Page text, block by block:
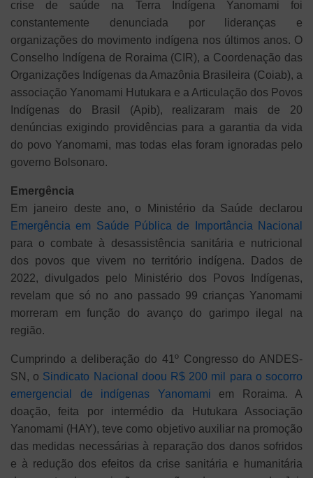
crise de saúde na Terra Indígena Yanomami foi
constantemente denunciada por lideranças e
organizações do movimento indígena nos últimos anos. O
Conselho Indígena de Roraima (CIR), a Coordenação das
Organizações Indígenas da Amazônia Brasileira (Coiab), a
associação Yanomami Hutukara e a Articulação dos Povos
Indígenas do Brasil (Apib), realizaram mais de 20
denúncias exigindo providências para a garantia da vida
do povo Yanomami, mas todas elas foram ignoradas pelo
governo Bolsonaro.
Emergência
Em janeiro deste ano, o Ministério da Saúde declarou
Emergência em Saúde Pública de Importância Nacional
para o combate à desassistência sanitária e nutricional
dos povos que vivem no território indígena. Dados de
2022, divulgados pelo Ministério dos Povos Indígenas,
revelam que só no ano passado 99 crianças Yanomami
morreram em função do avanço do garimpo ilegal na
região.
Cumprindo a deliberação do 41º Congresso do ANDES-
SN, o Sindicato Nacional doou R$ 200 mil para o socorro
emergencial de indígenas Yanomami em Roraima. A
doação, feita por intermédio da Hutukara Associação
Yanomami (HAY), teve como objetivo auxiliar na promoção
das medidas necessárias à reparação dos danos sofridos
e à redução dos efeitos da crise sanitária e humanitária